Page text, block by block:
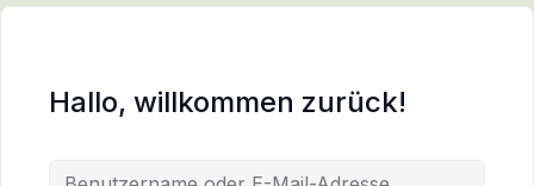
Hallo, willkommen zurück!